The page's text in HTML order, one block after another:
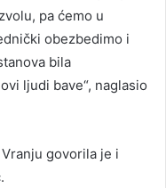
pa ćemo u
obezbedimo i
bila
ljudi bave“, naglasio
govorila je i